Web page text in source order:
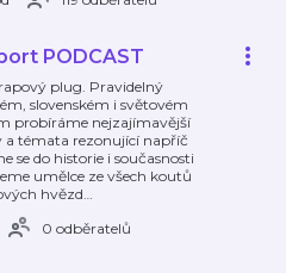
PODCAST
plug. Pravidelný
slovenském i světovém
probíráme nejzajímavější
a témata rezonující napříč
se do historie i současnosti
umělce ze všech koutů
hvězd…
0 odběratelů